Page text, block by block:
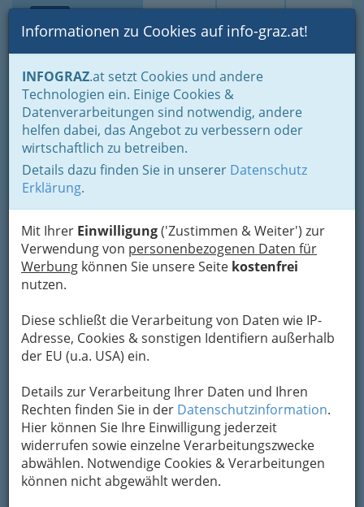
Suche Login Toggle
Informationen zu Cookies auf info-graz.at!
INFOGRAZ.at setzt Cookies und andere
Technologien ein. Einige Cookies &
Datenverarbeitungen sind notwendig, andere
helfen dabei, das Angebot zu verbessern oder
wirtschaftlich zu betreiben.
Details dazu finden Sie in unserer Datenschutz
Erklärung.
Mit Ihrer Einwilligung('Zustimmen & Weiter') zur
Verwendung von personenbezogenen Daten für
Werbung können Sie unsere Seite kostenfrei
nutzen.
Diese schließt die Verarbeitung von Daten wie IP-
Adresse, Cookies & sonstigen Identifiern außerhalb
der EU (u.a. USA) ein.
Details zur Verarbeitung Ihrer Daten und Ihren
Rechten finden Sie in der Datenschutzinformation.
Hier können Sie Ihre Einwilligung jederzeit
widerrufen sowie einzelne Verarbeitungszwecke
abwählen. Notwendige Cookies & Verarbeitungen
können nicht abgewählt werden.
Home Lifestyle
Feste feiern
Der schönste Tag im Leben für viele
Hochzeitsgeschenke
Gastgeschenke
FINKREATIV - Bettina Fink -
seit 2008
Florianigasse 27, 8020 Graz
Bettina setzt ihre Kreativität für
all ihre Berufe mit viel
Leidenschaft um.
Sie kreiert für Dich Dein persönlichesTattoo
oder Cover-up im zertifizierten Studio